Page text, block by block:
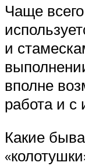
Чаще
и
вполне
работа и
Какие